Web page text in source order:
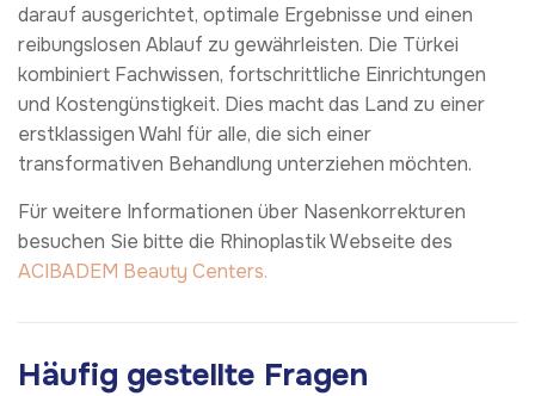
darauf ausgerichtet, optimale Ergebnisse und einen
reibungslosen Ablauf zu gewährleisten. Die Türkei
kombiniert Fachwissen, fortschrittliche Einrichtungen
und Kostengünstigkeit. Dies macht das Land zu einer
erstklassigen Wahl für alle, die sich einer
transformativen Behandlung unterziehen möchten.
Für weitere Informationen über Nasenkorrekturen
besuchen Sie bitte die Rhinoplastik Webseite des
ACIBADEM Beauty Centers.
Häufig gestellte Fragen